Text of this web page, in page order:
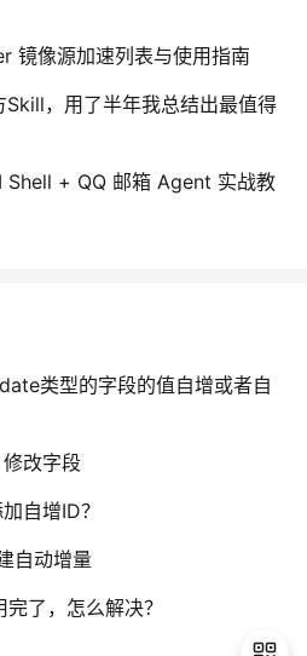
镜像源加速列表与使用指南
，用了半年我总结出最值得
Shell + QQ 邮箱 Agent 实战教
类型的字段的值自增或者自
改字段
自增ID？
自动增量
了，怎么解决？